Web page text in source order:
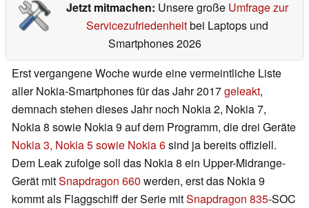
Jetzt mitmachen: Unsere große Umfrage zur
Servicezufriedenheitbei Laptops und
Smartphones 2026
Erst vergangene Woche wurde eine vermeintliche Liste
aller Nokia-Smartphones für das Jahr 2017geleakt,
demnach stehen dieses Jahr noch Nokia 2, Nokia 7,
Nokia 8 sowie Nokia 9 auf dem Programm, die drei Geräte
Nokia 3, Nokia 5 sowie Nokia 6sind ja bereits offiziell.
Dem Leak zufolge soll das Nokia 8 ein Upper-Midrange-
Gerät mitSnapdragon 660 werden, erst das Nokia 9
kommt als Flaggschiff der Serie mitSnapdragon 835-SOC